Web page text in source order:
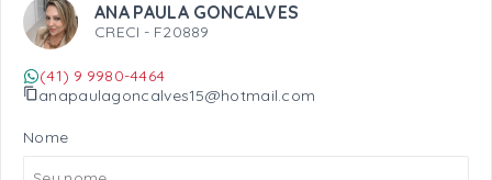
ANA PAULA GONCALVES
CRECI - F20889
(41) 9 9980-4464
anapaulagoncalves15@hotmail.com
Nome